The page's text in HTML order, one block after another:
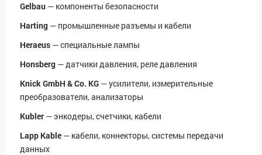
Gelbau — компоненты безопасности
Harting — промышленные разъемы и кабели
Heraeus — специальные лампы
Honsberg — датчики давления, реле давления
Knick GmbH & Co. KG — усилители, измерительные
преобразователи, анализаторы
Kubler — энкодеры, счетчики, кабели
Lapp Kable — кабели, коннекторы, системы передачи
данных